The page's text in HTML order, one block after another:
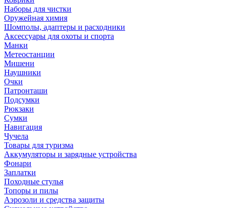
Наборы для чистки
Оружейная химия
Шомполы, адаптеры и расходники
Аксессуары для охоты и спорта
Манки
Метеостанции
Мишени
Наушники
Очки
Патронташи
Подсумки
Рюкзаки
Сумки
Навигация
Чучела
Товары для туризма
Аккумуляторы и зарядные устройства
Фонари
Заплатки
Походные стулья
Топоры и пилы
Аэрозоли и средства защиты